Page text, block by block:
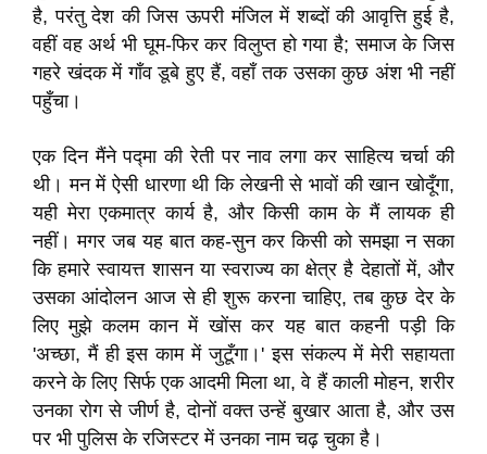
है, परंतु देश की जिस ऊपरी मंजिल में शब्दों की आवृत्ति हुई है,
वहीं वह अर्थ भी घूम-फिर कर विलुप्त हो गया है; समाज के जिस
गहरे खंदक में गाँव डूबे हुए हैं, वहाँ तक उसका कुछ अंश भी नहीं
पहुँचा।
एक दिन मैंने पद्मा की रेती पर नाव लगा कर साहित्य चर्चा की
थी। मन में ऐसी धारणा थी कि लेखनी से भावों की खान खोदूँगा,
यही मेरा एकमात्र कार्य है, और किसी काम के मैं लायक ही
नहीं। मगर जब यह बात कह-सुन कर किसी को समझा न सका
कि हमारे स्वायत्त शासन या स्वराज्य का क्षेत्र है देहातों में, और
उसका आंदोलन आज से ही शुरू करना चाहिए, तब कुछ देर के
लिए मुझे कलम कान में खोंस कर यह बात कहनी पड़ी कि
'अच्छा, मैं ही इस काम में जुटूँगा।' इस संकल्प में मेरी सहायता
करने के लिए सिर्फ एक आदमी मिला था, वे हैं काली मोहन, शरीर
उनका रोग से जीर्ण है, दोनों वक्त उन्हें बुखार आता है, और उस
पर भी पुलिस के रजिस्टर में उनका नाम चढ़ चुका है।